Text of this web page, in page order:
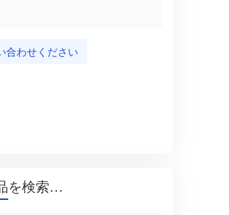
合わせください
を検索…